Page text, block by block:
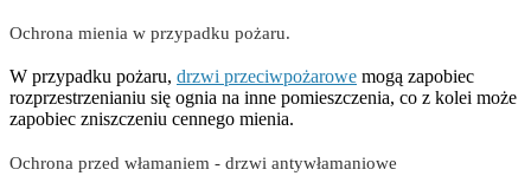
Ochrona mienia w przypadku pożaru.
W przypadku pożaru, drzwi przeciwpożarowe mogą zapobiec
rozprzestrzenianiu się ognia na inne pomieszczenia, co z kolei może
zapobiec zniszczeniu cennego mienia.
Ochrona przed włamaniem - drzwi antywłamaniowe